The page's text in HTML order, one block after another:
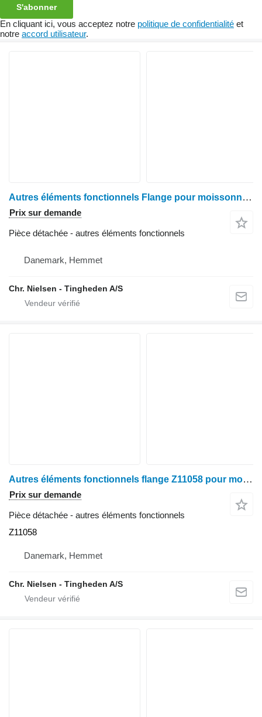
S'abonner
En cliquant ici, vous acceptez notre politique de confidentialité et
notre accord utilisateur.
Autres éléments fonctionnels Flange pour moissonneuse-batteuse John Deere 1085
Prix sur demande
Pièce détachée - autres éléments fonctionnels
Danemark, Hemmet
Chr. Nielsen - Tingheden A/S
Autres éléments fonctionnels flange Z11058 pour moissonneuse-batteuse John Deere 1085
Prix sur demande
Pièce détachée - autres éléments fonctionnels
Z11058
Danemark, Hemmet
Chr. Nielsen - Tingheden A/S